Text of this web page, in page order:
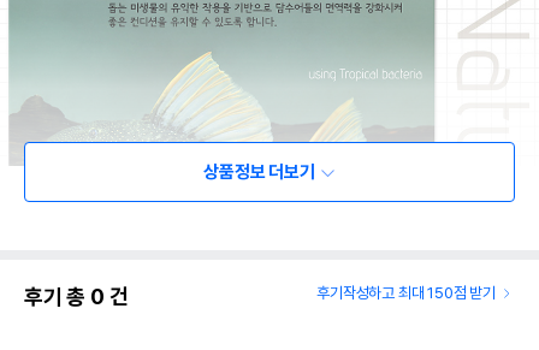
상품정보 더보기
후기 총 0 건 후기작성하고 최대 150점 받기